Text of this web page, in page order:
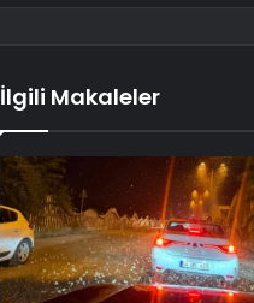
İlgili Makaleler